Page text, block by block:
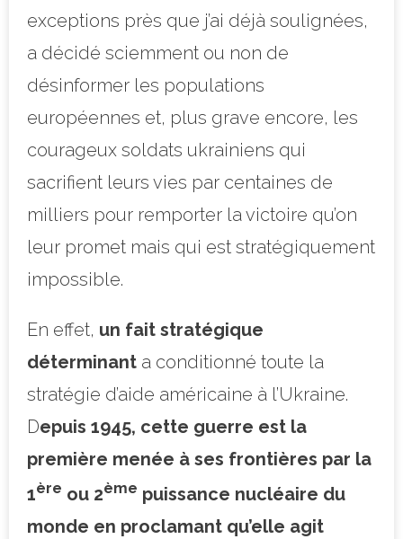
exceptions près que j’ai déjà soulignées,
a décidé sciemment ou non de
désinformer les populations
européennes et, plus grave encore, les
courageux soldats ukrainiens qui
sacrifient leurs vies par centaines de
milliers pour remporter la victoire qu’on
leur promet mais qui est stratégiquement
impossible.
En effet, un fait stratégique
déterminant a conditionné toute la
stratégie d’aide américaine à l’Ukraine.
Depuis 1945, cette guerre est la
première menée à ses frontières par la
1ère ou 2ème puissance nucléaire du
monde en proclamant qu’elle agit